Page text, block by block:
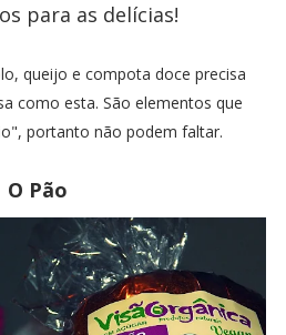
para as delícias!
queijo e compota doce precisa
como esta. São elementos que
portanto não podem faltar.
O Pão